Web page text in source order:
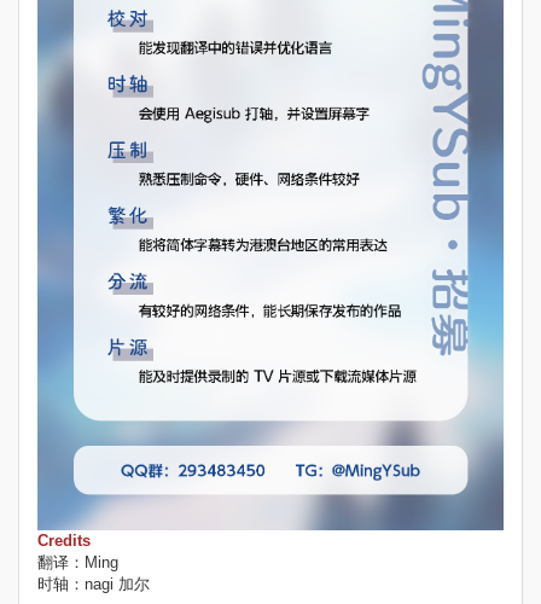
Credits
翻译：Ming
时轴：nagi 加尔